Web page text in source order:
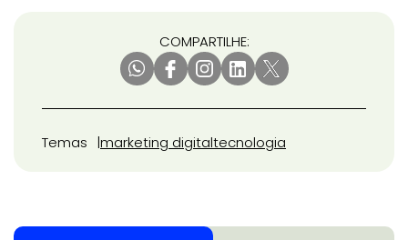
COMPARTILHE:
Temas marketing digitaltecnologia